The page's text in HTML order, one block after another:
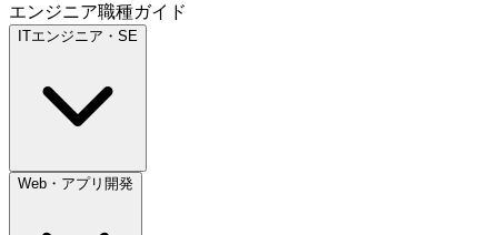
エンジニア職種ガイド
ITエンジニア・SE
Web・アプリ開発